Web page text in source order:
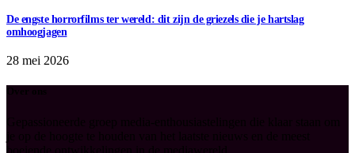
De engste horrorfilms ter wereld: dit zijn de griezels die je hartslag
omhoogjagen
28 mei 2026